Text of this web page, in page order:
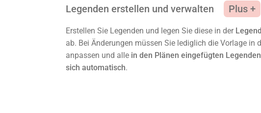
Legenden erstellen und verwalten
Erstellen Sie Legenden und legen Sie diese in der
ab. Bei Änderungen müssen Sie lediglich die Vorlage in
anpassen und alle in den Plänen eingefügten
sich automatisch.